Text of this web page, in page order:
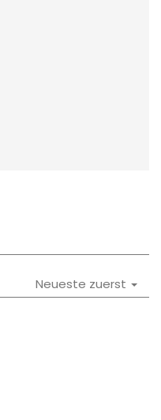
Neueste zuerst